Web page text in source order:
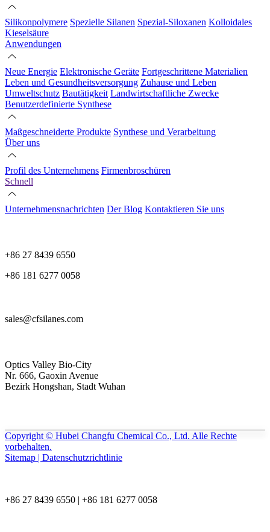
Silikonpolymere Spezielle Silanen Spezial-Siloxanen Kolloidales
Kieselsäure
Anwendungen
Neue Energie Elektronische Geräte Fortgeschrittene Materialien
Leben und Gesundheitsversorgung Zuhause und Leben
Umweltschutz Bautätigkeit Landwirtschaftliche Zwecke
Benutzerdefinierte Synthese
Maßgeschneiderte Produkte Synthese und Verarbeitung
Über uns
Profil des Unternehmens Firmenbroschüren
Schnell
Unternehmensnachrichten Der Blog Kontaktieren Sie uns
+86 27 8439 6550
+86 181 6277 0058
sales@cfsilanes.com
Optics Valley Bio-City
Nr. 666, Gaoxin Avenue
Bezirk Hongshan, Stadt Wuhan
Copyright © Hubei Changfu Chemical Co., Ltd. Alle Rechte
vorbehalten.
Sitemap | Datenschutzrichtlinie
+86 27 8439 6550 | +86 181 6277 0058